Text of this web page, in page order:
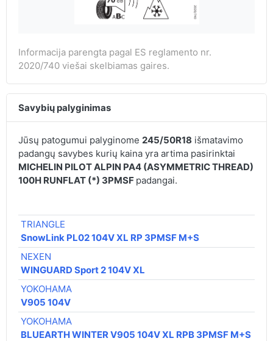
Informacija parengta pagal ES reglamento nr.
2020/740 viešai skelbiamas gaires.
Savybių palyginimas
Jūsų patogumui palyginome 245/50R18 išmatavimo
padangų savybes kurių kaina yra artima pasirinktai
MICHELIN PILOT ALPIN PA4 (ASYMMETRIC THREAD)
100H RUNFLAT (*) 3PMSF padangai.
TRIANGLE
SnowLink PL02 104V XL RP 3PMSF M+S
NEXEN
WINGUARD Sport 2 104V XL
YOKOHAMA
V905 104V
YOKOHAMA
BLUEARTH WINTER V905 104V XL RPB 3PMSF M+S